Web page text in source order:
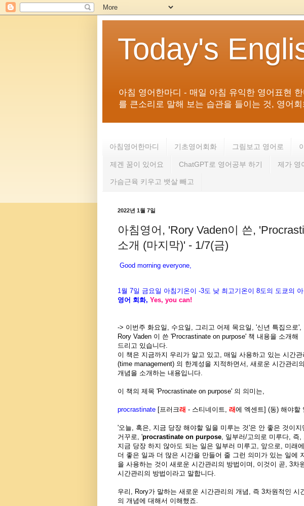
Today's
아침 영어한마디 - 매일 아침 유익한 영어표현
를 큰소리로 말해 보는 습관을 들이는 것, 영어
아침영어한마디 기초영어회화 그림보고 영어로
제겐 꿈이 있어요 ChatGPT로 영어공부 하기 제가 영
가슴근육 키우고 뱃살 빼고
2022년 1월 7일
아침영어, 'Rory Vaden이 쓴,
소개 (마지막)' - 1/7(금)
Good morning everyone,
1월 7일 금 요일 아침기온이 -3도 낮 최고기온이 8도의 도쿄의
영어 회화, Yes, you can!
-> 이번주 화요일, 수요일, 그리고 어제 목요일, '신년 특집으로',
Rory Vaden 이 쓴 'Procrastinate on purpose' 책 내용을 소개해
드리고 있습니다.
이 책은 지금까지 우리가 알고 있고, 매일 사용하고 있는 시간관
(time management) 의 한계성을 지적하면서, 새로운 시간관리의
개념을 소개하는 내용입니다.
이 책의 제목 'Procrastinate on purpose' 의 의미는,
procrastinate [프러크래 - 스티네이트, 래에 엑센트] (동) 해야할
'오늘, 혹은, 지금 당장 해야할 일을 미루는 것'은 안 좋은 것이지
거꾸로, 'procrastinate on purpose , 일부러/고의로 미루다, 즉,
지금 당장 하지 않아도 되는 일은 일부러 미루고, 앞으로, 미래
더 좋은 일과 더 많은 시간을 만들어 줄 그런 의미가 있는 일에
을 사용하는 것이 새로운 시간관리의 방법이며, 이것이 곧, 3차
시간관리의 방법이라고 말합니다.
우리, Rory가 말하는 새로운 시간관리의 개념, 즉 3차원적인 시
의 개념에 대해서 이해했죠.